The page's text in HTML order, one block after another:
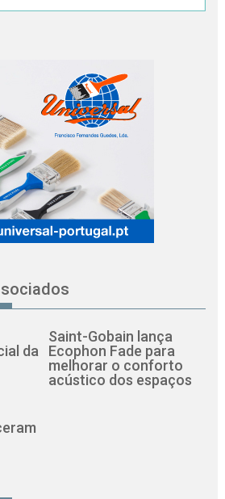
da
Saint-Gobain lança
Ecophon Fade para
melhorar o conforto
acústico dos espaços